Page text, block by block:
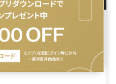
客様を徹底サポート
完璧な装飾を 大切な人に
方にはギフトコンシェルジ
シーンにぴったりのギフト